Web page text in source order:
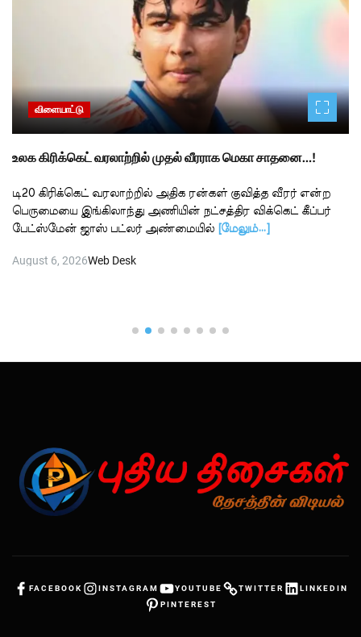
விளையாட்டு
உலக கிரிக்கெட் வரலாற்றில் முதல் வீரராக மெகா சாதனை…!
டி20 கிரிக்கெட் வரலாற்றில் அதிக ரன்கள் குவித்த வீரர் என்ற
பெருமையை இங்கிலாந்து அணியின் நட்சத்திர விக்கெட் கீப்பர்
பேட்ஸ்மேன் ஜாஸ் பட்லர் அண்மையில்
[மேலும்…]
August 6, 2026Web Desk
FACEBOOK INSTAGRAM YOUTUBE TWITTER
LINKEDIN
PINTEREST